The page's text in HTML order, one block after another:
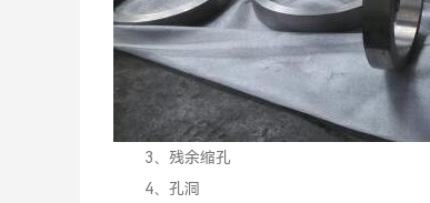
3、残余缩孔
4、孔洞